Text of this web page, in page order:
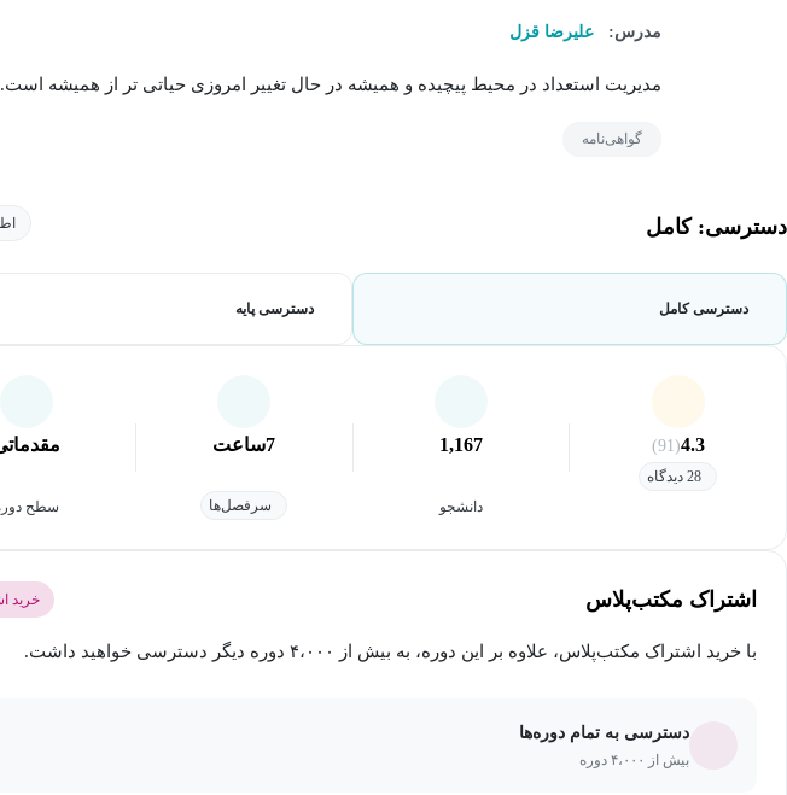
مدرس: علیرضا قزل
مدیریت استعداد در محیط پیچیده و همیشه در حال تغییر امروزی حیاتی تر از همیشه است. 85 درصد...
گواهی‌نامه
دسترسی: کامل
دسترسی کامل دسترسی پایه
4.3
(91)
28 دیدگاه
1,167
دانشجو
7ساعت
سرفصل‌ها سطح
اشتراک مکتب‌پلاس خرید
با خرید اشتراک مکتب‌پلاس، علاوه بر این دوره، به بیش از ۴،۰۰۰ دوره دیگر دسترسی خواهید داشت.
دسترسی به تمام دوره‌ها
بیش از ۴،۰۰۰ دوره